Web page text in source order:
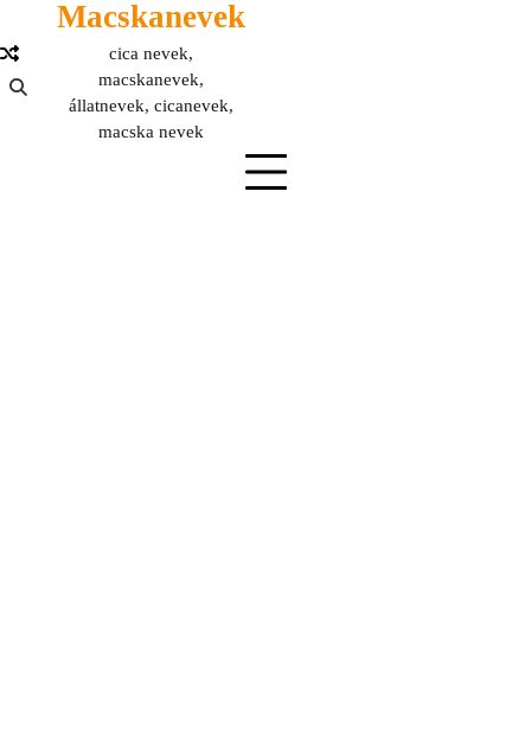
Macskanevek
cica nevek,
macskanevek,
állatnevek, cicanevek,
macska nevek